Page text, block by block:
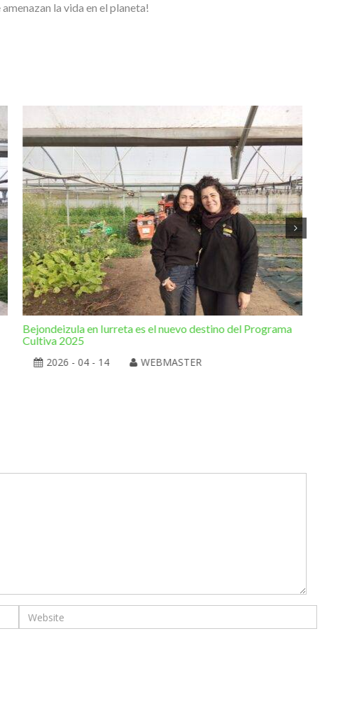
la vida en el planeta!
Bejondeizula en Iurreta es el nuevo destino del Programa
Cultiva 2025
2026 - 04 - 14
WEBMASTER